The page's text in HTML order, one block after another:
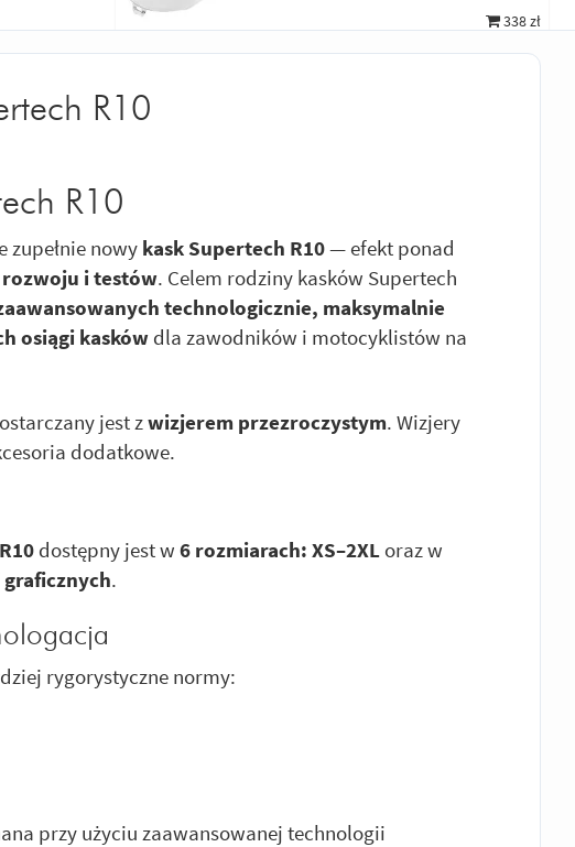
338 zł
R10
R10
zupełnie nowy kask Supertech R10— efekt ponad
i testów. Celem rodziny kasków Supertech
technologicznie, maksymalnie
osiągi kasków dla zawodników i motocyklistów na
jest zwizjerem przezroczystym. Wizjery
dodatkowe.
dostępny jest w 6 rozmiarach: XS–2XL oraz w
.
rygorystyczne normy:
przy użyciu zaawansowanej technologii